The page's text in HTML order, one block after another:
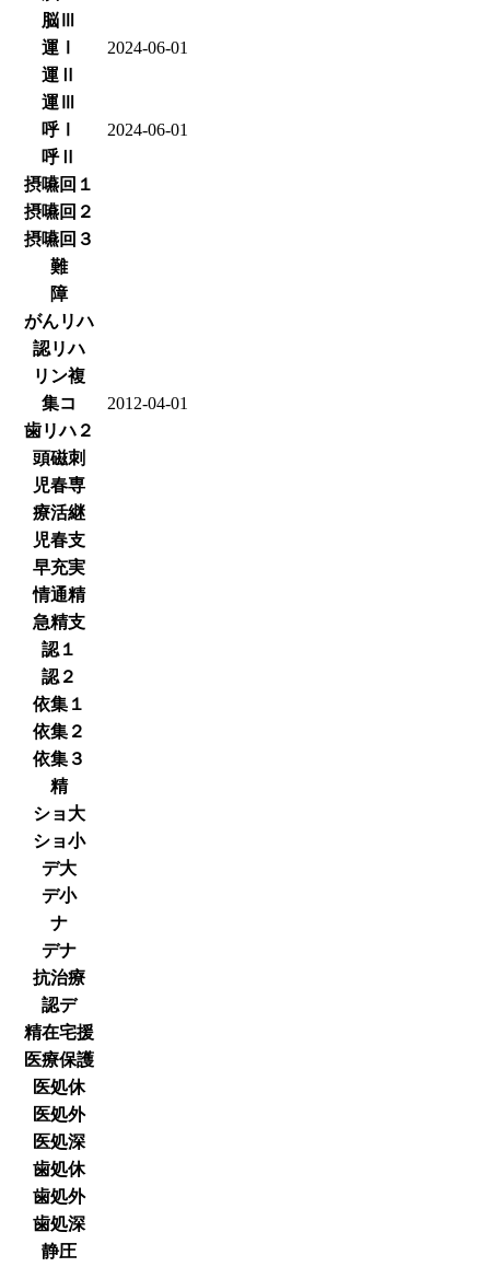
脳Ⅲ
運Ⅰ
2024-06-01
運Ⅱ
運Ⅲ
呼Ⅰ
2024-06-01
呼Ⅱ
摂嚥回１
摂嚥回２
摂嚥回３
難
障
がんリハ
認リハ
リン複
集コ
2012-04-01
歯リハ２
頭磁刺
児春専
療活継
児春支
早充実
情通精
急精支
認１
認２
依集１
依集２
依集３
精
ショ大
ショ小
デ大
デ小
ナ
デナ
抗治療
認デ
精在宅援
医療保護
医処休
医処外
医処深
歯処休
歯処外
歯処深
静圧